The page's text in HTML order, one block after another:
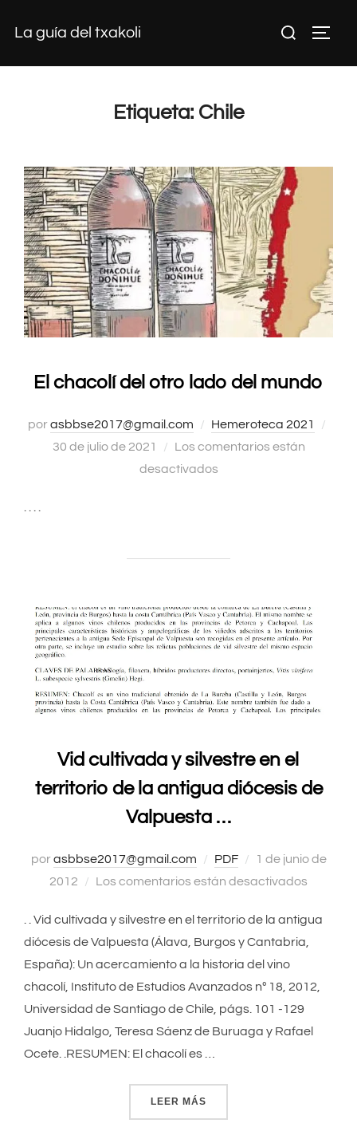
La guía del txakoli Buscar:
Etiqueta: Chile
El chacolí del otro lado del mundo
porasbbse2017@gmail.com Hemeroteca 2021
30 de julio de 2021
Los comentarios están
desactivados
. . . .
Vid cultivada y silvestre en el
territorio de la antigua diócesis de
Valpuesta …
porasbbse2017@gmail.com PDF
Publicado
el
1 de junio de
2012
Los comentarios están desactivados
. . Vid cultivada y silvestre en el territorio de la antigua
diócesis de Valpuesta (Álava, Burgos y Cantabria,
España): Un acercamiento a la historia del vino
chacolí, Instituto de Estudios Avanzados nº 18, 2012,
Universidad de Santiago de Chile, págs. 101 -129
Juanjo Hidalgo, Teresa Sáenz de Buruaga y Rafael
Ocete. .RESUMEN: El chacolí es …
LEER MÁS